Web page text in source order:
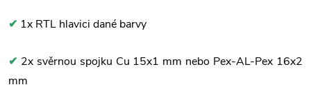
✔ 1x RTL hlavici dané barvy
✔ 2x svěrnou spojku Cu 15x1 mm nebo Pex-AL-Pex 16x2
mm